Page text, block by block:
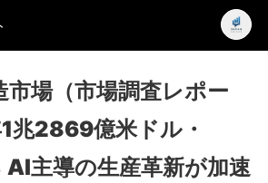
市場（市場調査レポー
兆2869億米ドル・
AI主導の生産革新が加速